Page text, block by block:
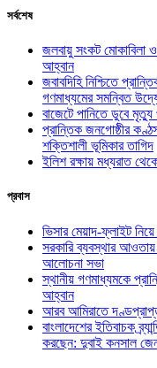
সর্বশেষ
জলবায়ু সংকট মোকাবিলা
আহ্বান
জবাবদিহি নিশ্চিতে
গণমাধ্যমের সমন্বিত
বাজেটে পানিতে ডুবে
প্রান্তিক জনগোষ্ঠীর
শক্তিশালী ভূমিকার তাগিদ
ইলিশ রক্ষায় মধ্যরাত
প্রবাস
ভিসার মেয়াদ-ফ্লাইট নিয়ে
সরকারি ব্যবস্থার আওতায়
আলোচনা সভা
স্থানীয় গণমাধ্যমকে
আহ্বান
আরব আমিরাতে
বাংলাদেশের ইতিবাচক
করছেন: দুবাই কনসাল